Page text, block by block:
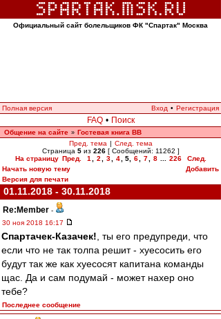
Официальный сайт болельщиков ФК "Спартак" Москва
Полная версия Вход • Регистрация
FAQ • Поиск
Общение на сайте » Гостевая книга ВВ
Пред. тема | След. тема
Страница 5из 226[ Сообщений: 11262 ]
На страницу Пред. 1 2 3 4 5, 6 7 8 226
След.
Начать новую тему
Добавить
Версия для печати
01.11.2018 - 30.11.2018
Re:Member -
30 ноя 2018 16:17
Спартачек-Казачек! , ты его предупреди, что
если что не так толпа решит - хуесосить его
будут так же как хуесосят капитана команды
щас. Да и сам подумай - может нахер оно
тебе?
Последнее сообщение